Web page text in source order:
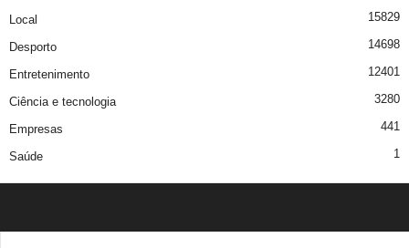
Local 15829
Desporto 14698
Entretenimento 12401
Ciência e tecnologia 3280
Empresas 441
Saúde 1